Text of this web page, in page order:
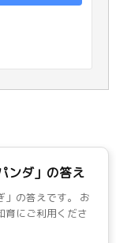
ンダ」の答え
」の答えです。 お
育にご利用くださ